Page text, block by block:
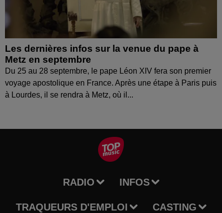
Les dernières infos sur la venue du pape à
Metz en septembre
Du 25 au 28 septembre, le pape Léon XIV fera son premier
voyage apostolique en France. Après une étape à Paris puis
à Lourdes, il se rendra à Metz, où il...
RADIO INFOS
TRAQUEURS D'EMPLOI CASTING